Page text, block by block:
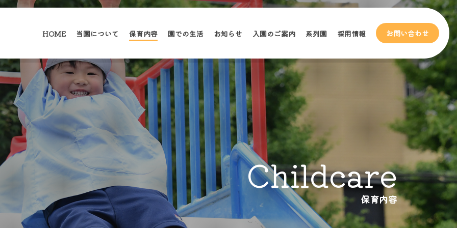
HOME 当園について 保育内容 園での生活 お知らせ 入園のご案内 系列園 採用情報 お問い合わせ
Childcare
保育内容